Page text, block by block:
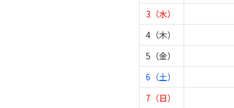
3（水）
4（木）
5（金）
6（土）
7（日）